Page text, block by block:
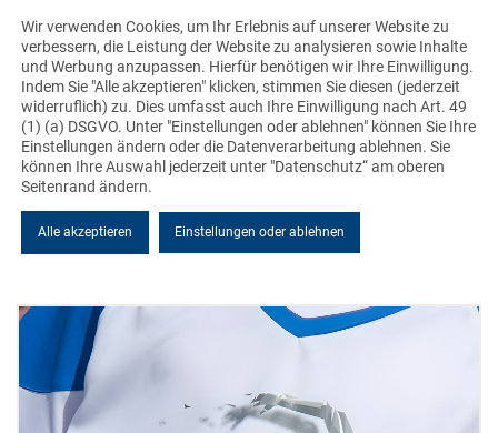
NEUIGKEITEN
Alle News
Wir verwenden Cookies, um Ihr Erlebnis auf unserer Website zu
verbessern, die Leistung der Website zu analysieren sowie Inhalte
und Werbung anzupassen. Hierfür benötigen wir Ihre Einwilligung.
Indem Sie "Alle akzeptieren" klicken, stimmen Sie diesen (jederzeit
widerruflich) zu. Dies umfasst auch Ihre Einwilligung nach Art. 49
(1) (a) DSGVO. Unter "Einstellungen oder ablehnen" können Sie Ihre
Einstellungen ändern oder die Datenverarbeitung ablehnen. Sie
können Ihre Auswahl jederzeit unter "Datenschutz“ am oberen
Seitenrand ändern.
Alle akzeptieren Einstellungen oder ablehnen